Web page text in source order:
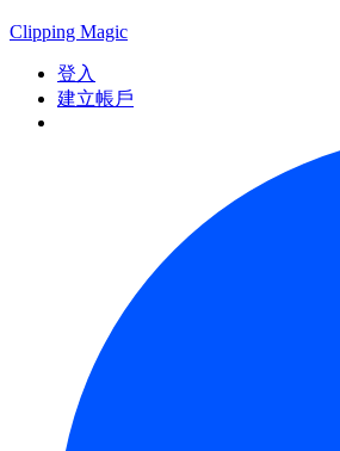
Clipping Magic
登入
建立帳戶